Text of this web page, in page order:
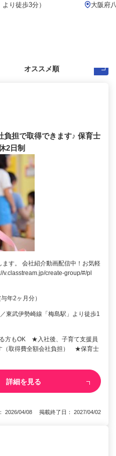
り徒歩3分）
大阪府
負担で取得できます♪ 保育士
2日制
す。 会社紹介動画配信中！お気軽
v.classtream.jp/create-group/#/pl
年2ヶ月分）
東武伊勢崎線「梅島駅」より徒歩1
方もOK ★入社後、子育て支援員
（取得費全額会社負担） ★保育士
詳細を見る
2026/04/08 掲載終了日： 2027/04/02